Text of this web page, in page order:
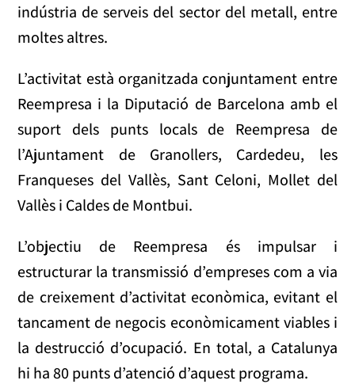
indústria de serveis del sector del metall, entre
moltes altres.
L’activitat està organitzada conjuntament entre
Reempresa i la Diputació de Barcelona amb el
suport dels punts locals de Reempresa de
l’Ajuntament de Granollers, Cardedeu, les
Franqueses del Vallès, Sant Celoni, Mollet del
Vallès i Caldes de Montbui.
L’objectiu de Reempresa és impulsar i
estructurar la transmissió d’empreses com a via
de creixement d’activitat econòmica, evitant el
tancament de negocis econòmicament viables i
la destrucció d’ocupació. En total, a Catalunya
hi ha 80 punts d’atenció d’aquest programa.